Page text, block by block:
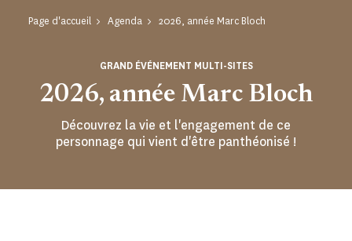
Page d'accueil Agenda 2026, année Marc Bloch
2026, année Marc Bloch
GRAND ÉVÉNEMENT MULTI-SITES
Découvrez la vie et l'engagement de ce
personnage qui vient d'être panthéonisé !